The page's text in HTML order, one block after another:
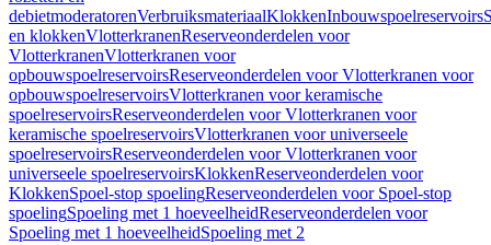
debietmoderatorenVerbruiksmateriaalKlokkenInbouwspoelreservoirs
en klokkenVlotterkranenReserveonderdelen voor
VlotterkranenVlotterkranen voor
opbouwspoelreservoirsReserveonderdelen voor Vlotterkranen voor
opbouwspoelreservoirsVlotterkranen voor keramische
spoelreservoirsReserveonderdelen voor Vlotterkranen voor
keramische spoelreservoirsVlotterkranen voor universeele
spoelreservoirsReserveonderdelen voor Vlotterkranen voor
universeele spoelreservoirsKlokkenReserveonderdelen voor
KlokkenSpoel-stop spoelingReserveonderdelen voor Spoel-stop
spoelingSpoeling met 1 hoeveelheidReserveonderdelen voor
Spoeling met 1 hoeveelheidSpoeling met 2